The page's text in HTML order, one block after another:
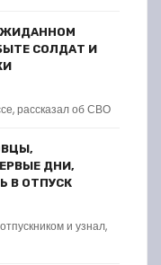
СОЛДАТ И
рассказал об СВО
ДНИ,
В ОТПУСК
и узнал,